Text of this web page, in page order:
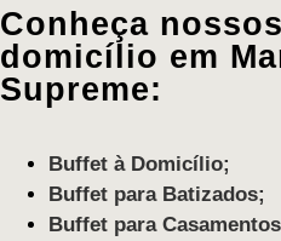
Conheça
domicílio em
Supreme:
Buffet à Domicílio;
Buffet para Batizados;
Buffet para